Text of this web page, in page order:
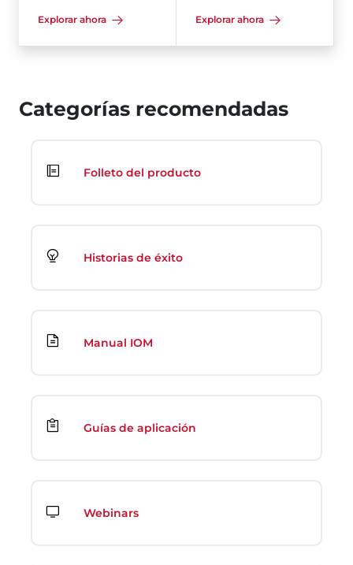
Explorar ahora Explorar ahora
Categorías recomendadas
Folleto del producto
Historias de éxito
Manual IOM
Guías de aplicación
Webinars